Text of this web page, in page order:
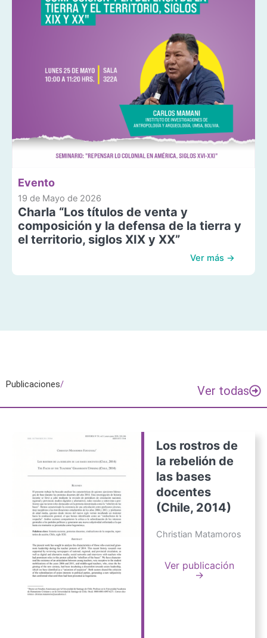
Evento
19 de Mayo de 2026
Charla “Los títulos de venta y
composición y la defensa de la tierra y
el territorio, siglos XIX y XX”
Ver más →
Publicaciones/ Ver todas
Los rostros de
la rebelión de
las bases
docentes
(Chile, 2014)
Christian Matamoros
Ver publicación
→